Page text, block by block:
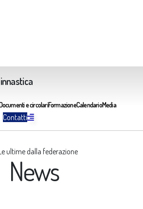
e circolariFormazioneCalendarioMedia
Contatti
ultime dalla federazione
News